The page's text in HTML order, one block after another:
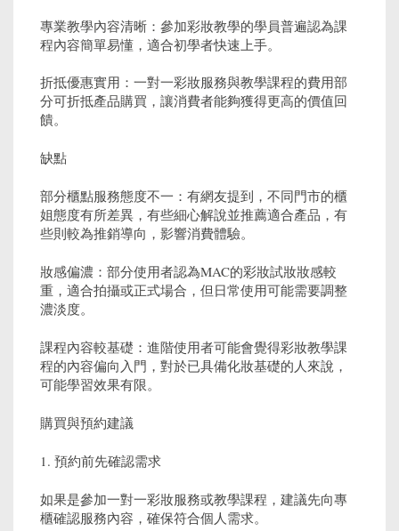
專業教學內容清晰：參加彩妝教學的學員普遍認為課
程內容簡單易懂，適合初學者快速上手。
折抵優惠實用：一對一彩妝服務與教學課程的費用部
分可折抵產品購買，讓消費者能夠獲得更高的價值回
饋。
缺點
部分櫃點服務態度不一：有網友提到，不同門市的櫃
姐態度有所差異，有些細心解說並推薦適合產品，有
些則較為推銷導向，影響消費體驗。
妝感偏濃：部分使用者認為MAC的彩妝試妝妝感較
重，適合拍攝或正式場合，但日常使用可能需要調整
濃淡度。
課程內容較基礎：進階使用者可能會覺得彩妝教學課
程的內容偏向入門，對於已具備化妝基礎的人來說，
可能學習效果有限。
購買與預約建議
1. 預約前先確認需求
如果是參加一對一彩妝服務或教學課程，建議先向專
櫃確認服務內容，確保符合個人需求。